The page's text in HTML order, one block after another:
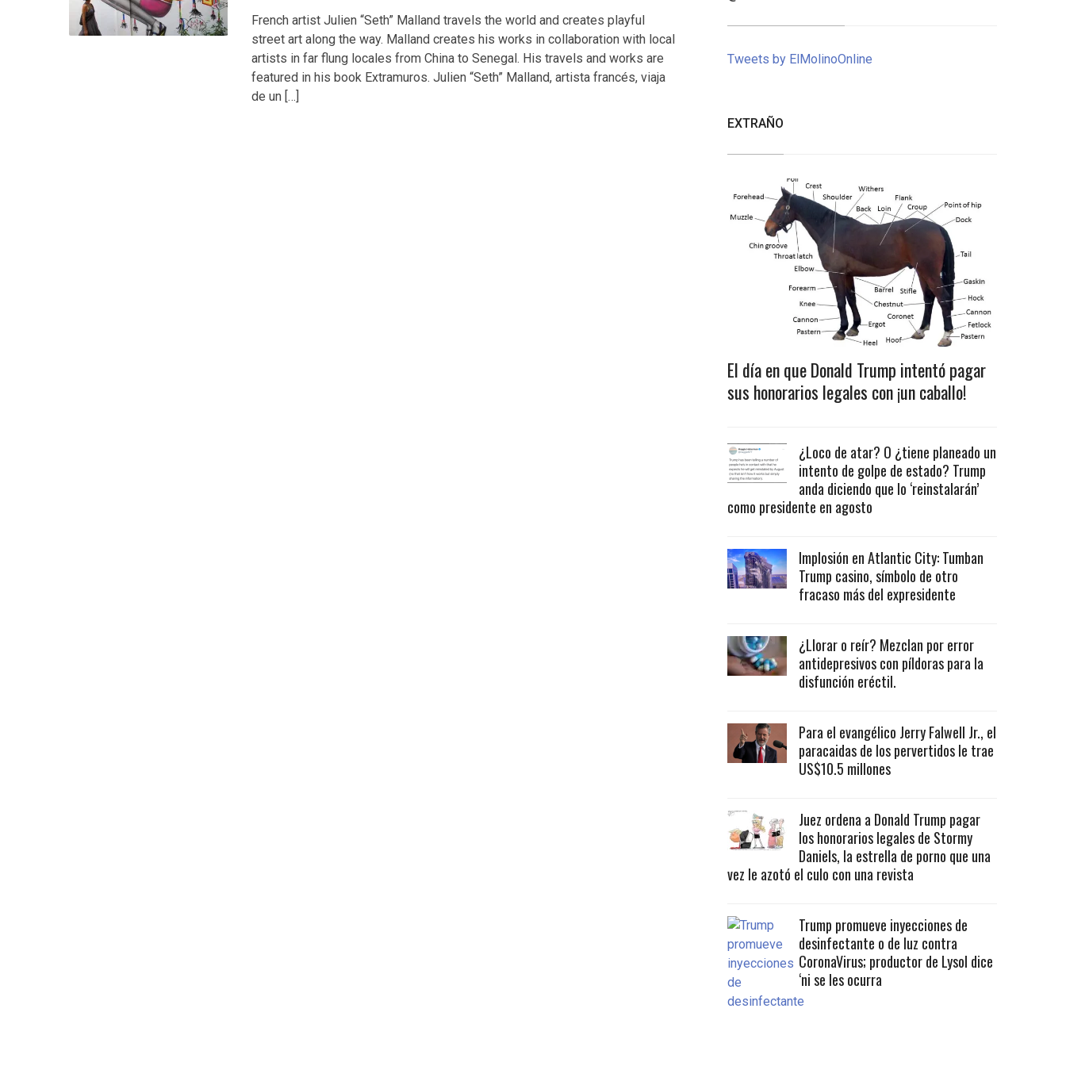
French artist Julien “Seth” Malland travels the world and creates playful
street art along the way. Malland creates his works in collaboration with local
artists in far flung locales from China to Senegal. His travels and works are
featured in his book Extramuros. Julien “Seth” Malland, artista francés, viaja
de un […]
Tweets by ElMolinoOnline
EXTRAÑO
El día en que Donald Trump intentó pagar
sus honorarios legales con ¡un caballo!
¿Loco de atar? O ¿tiene planeado un
intento de golpe de estado? Trump
anda diciendo que lo ‘reinstalarán’
como presidente en agosto
Implosión en Atlantic City: Tumban
Trump casino, símbolo de otro
fracaso más del expresidente
¿Llorar o reír? Mezclan por error
antidepresivos con píldoras para la
disfunción eréctil.
Para el evangélico Jerry Falwell Jr., el
paracaidas de los pervertidos le trae
US$10.5 millones
Juez ordena a Donald Trump pagar
los honorarios legales de Stormy
Daniels, la estrella de porno que una
vez le azotó el culo con una revista
Trump promueve inyecciones de
desinfectante o de luz contra
CoronaVirus; productor de Lysol dice
‘ni se les ocurra